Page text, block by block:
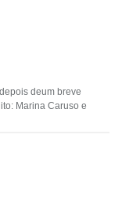
deum breve
Marina Caruso e